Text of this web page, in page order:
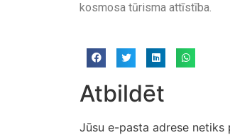
kosmosa tūrisma attīstība.
Atbildēt
Jūsu e-pasta adrese netiks